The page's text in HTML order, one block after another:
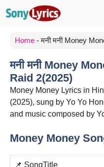
Home -मनी मनी Money
मनी मनी Money
Raid 2(2025)
Money Money Lyrics in
(2025), sung by Yo Yo
and music composed by
Money Money
📌 SongTitle